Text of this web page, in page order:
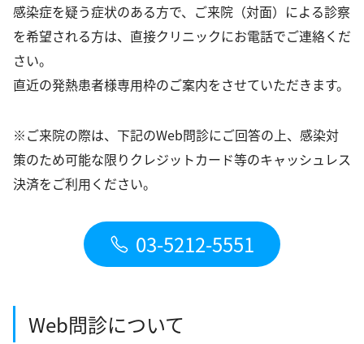
感染症を疑う症状のある方で、ご来院（対面）による診察
を希望される方は、直接クリニックにお電話でご連絡くだ
さい。
直近の発熱患者様専用枠のご案内をさせていただきます。
※ご来院の際は、下記のWeb問診にご回答の上、感染対
策のため可能な限りクレジットカード等のキャッシュレス
決済をご利用ください。
03-5212-5551
Web問診について